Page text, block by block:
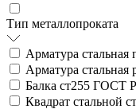
Тип металлопроката
Арматура
Арматура
Балка ст255 ГОСТ
Квадрат стальной